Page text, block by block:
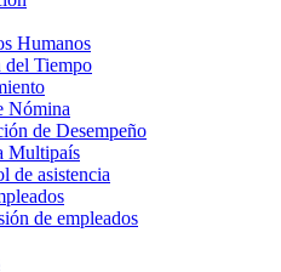
Humanos
del Tiempo
Nómina
de Desempeño
Multipaís
de asistencia
de empleados